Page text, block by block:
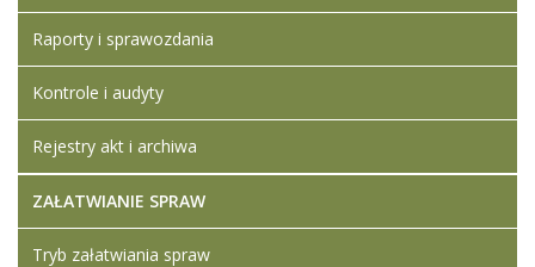
Raporty i sprawozdania
Kontrole i audyty
Rejestry akt i archiwa
ZAŁATWIANIE SPRAW
Tryb załatwiania spraw